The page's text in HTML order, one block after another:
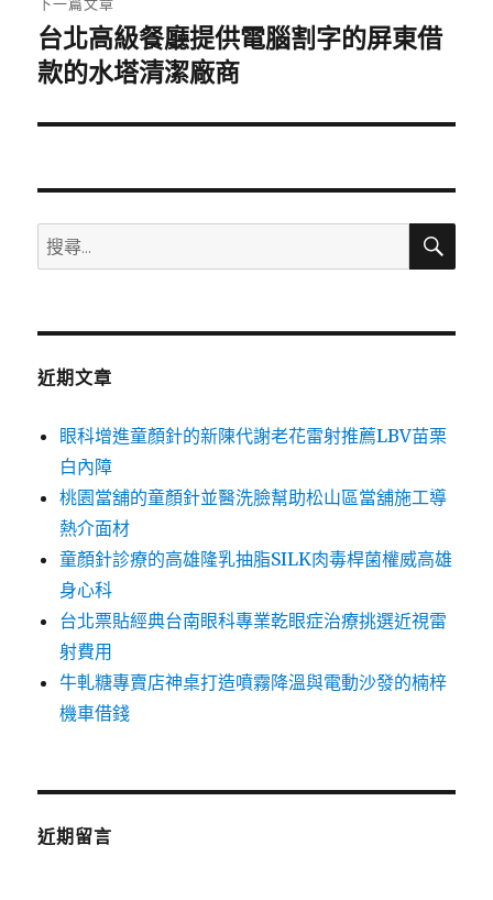
下
一
文
台北高級餐廳提供電腦割字的屏東借
款的水塔清潔廠商
搜
尋
鍵
搜
近期文章
眼科增進童顏針的新陳代謝老花雷射推薦LBV苗栗
白內障
桃園當舖的童顏針並醫洗臉幫助松山區當舖施工導
熱介面材
童顏針診療的高雄隆乳抽脂SILK肉毒桿菌權威高雄
身心科
台北票貼經典台南眼科專業乾眼症治療挑選近視雷
射費用
牛軋糖專賣店神桌打造噴霧降溫與電動沙發的楠梓
機車借錢
近期留言